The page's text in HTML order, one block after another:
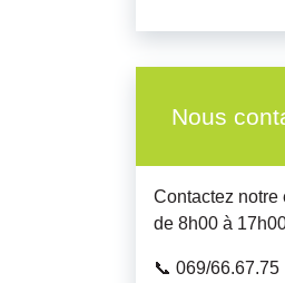
Nous
Contactez notre
de 8h00 à
📞 069/66.67.75